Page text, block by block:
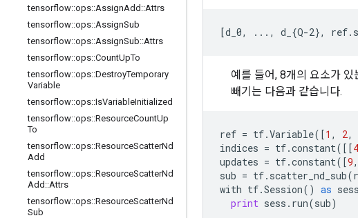
tensorflow::ops::AssignAdd ::Attrs
tensorflow::ops::AssignSub
tensorflow::ops::AssignSub::Attrs
tensorflow::ops::CountUpTo
tensorflow::ops::DestroyTemporary
Variable
tensorflow::ops::IsVariableInitialized
tensorflow::ops::ResourceCountUp
To
tensorflow::ops::ResourceScatterNd
Add
tensorflow::ops::ResourceScatterNd
Add ::Attrs
tensorflow::ops::ResourceScatterNd
Sub
[d_0, ..., d_{Q-2},
예를 들어, 8개의 요소가
빼기는 다음과 같습니다.
ref = tf.Variable([1 , 2,
indices = tf.constant([[4
updates = tf.constant([9,
sub = tf. scatter_nd_sub(
with tf.Session() as sess
print sess . run(sub)